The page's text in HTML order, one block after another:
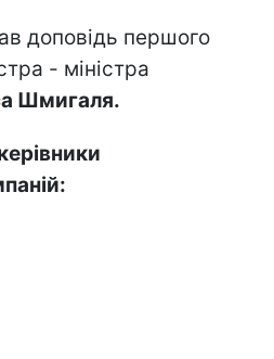
доповідь першого
- міністра
Шмигаля.